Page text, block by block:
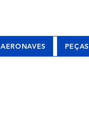
AERONAVES PEÇAS